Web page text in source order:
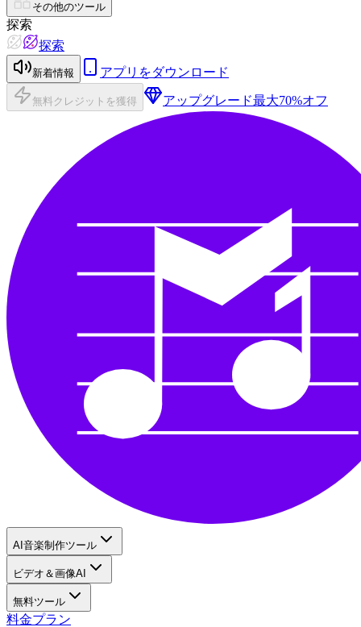
その他のツール
探索
探索
新着情報 アプリをダウンロード
無料クレジットを獲得 アップグレード最大70%オフ
AI音楽制作ツール
ビデオ＆画像AI
無料ツール
料金プラン